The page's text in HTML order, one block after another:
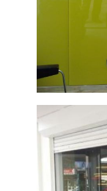
Puertas
cristal
amarillo